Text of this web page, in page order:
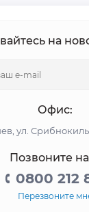
на
Офис:
ул.
Позвоните
0800 212
Перезвоните